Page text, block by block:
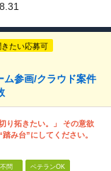
きたい応募可
ム参画/クラウド案件
り拓きたい。」 その意欲
み台”にしてください。
問 ベテランOK